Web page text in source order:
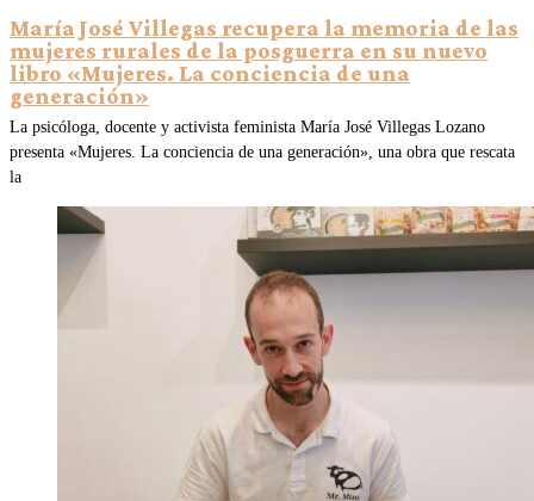
María José Villegas recupera la memoria de las
mujeres rurales de la posguerra en su nuevo
libro «Mujeres. La conciencia de una
generación»
La psicóloga, docente y activista feminista María José Villegas Lozano
presenta «Mujeres. La conciencia de una generación», una obra que rescata
la